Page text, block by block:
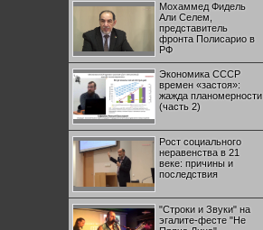
Мохаммед Фидель
Али Селем,
представитель
фронта Полисарио в
РФ
Экономика СССР
времен «застоя»:
жажда планомерности
(часть 2)
Рост социального
неравенства в 21
веке: причины и
последствия
"Строки и Звуки" на
эгалите-фесте "Не